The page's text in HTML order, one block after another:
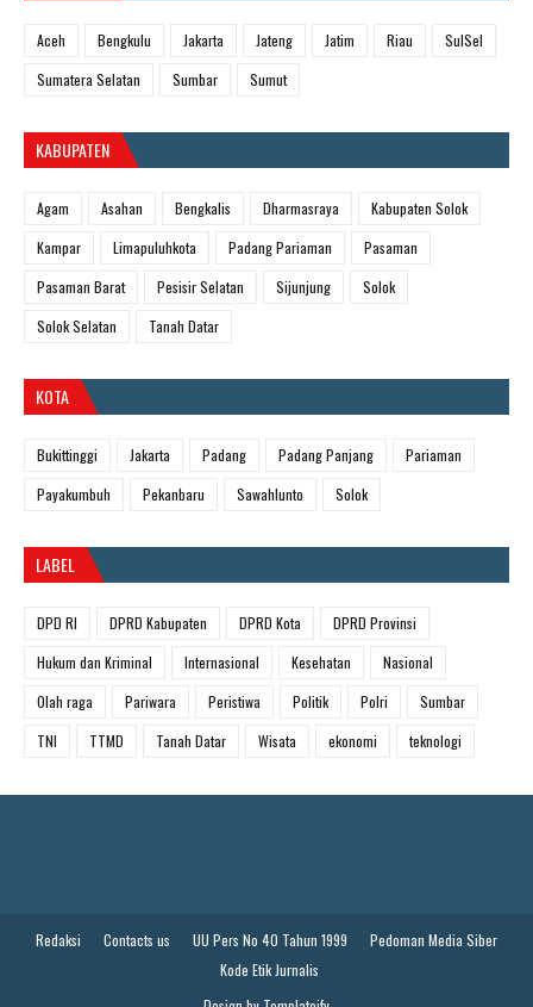
Aceh Bengkulu Jakarta Jateng Jatim Riau
SulSel
Sumatera Selatan
Sumbar Sumut
KABUPATEN
Agam Asahan Bengkalis Dharmasraya
Kabupaten Solok
Kampar
Limapuluhkota Padang Pariaman
Pasaman
Pasaman Barat
Pesisir Selatan Sijunjung
Solok
Solok Selatan
Tanah Datar
KOTA
Bukittinggi Jakarta Padang Padang Panjang
Pariaman
Payakumbuh
Pekanbaru Sawahlunto Solok
LABEL
DPD RI DPRD Kabupaten DPRD Kota
DPRD Provinsi
Hukum dan Kriminal
Internasional Kesehatan
Nasional
Olah raga
Pariwara Peristiwa Politik Polri
Sumbar
TNI
TTMD Tanah Datar Wisata ekonomi teknologi
Redaksi Contacts us UU Pers No 40 Tahun 1999
Pedoman Media Siber
Kode Etik Jurnalis